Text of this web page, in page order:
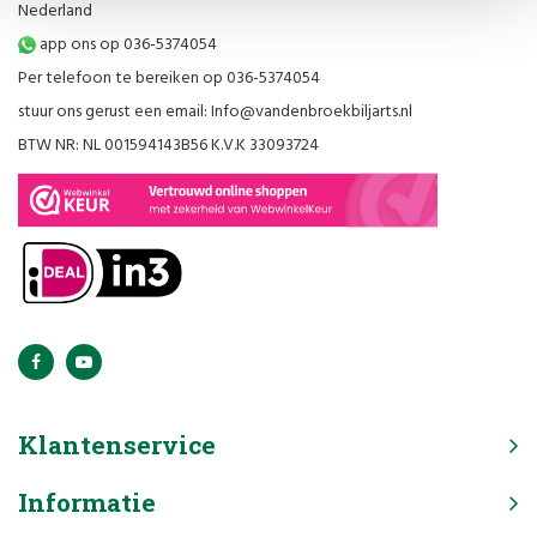
Nederland
app ons op 036-5374054
Per telefoon te bereiken op 036-5374054
stuur ons gerust een email:Info@vandenbroekbiljarts.nl
BTW NR: NL 001594143B56 K.V.K 33093724
Klantenservice
Informatie